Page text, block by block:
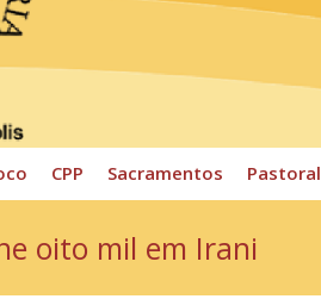
CPP Sacramentos Pastoral
oito mil em Irani